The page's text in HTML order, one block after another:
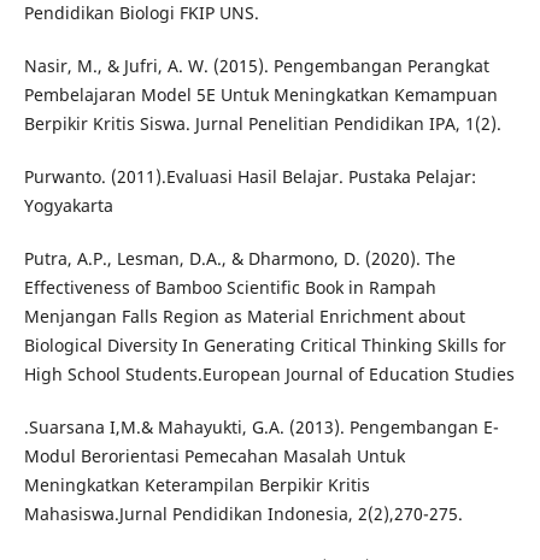
Pendidikan Biologi FKIP UNS.
Nasir, M., & Jufri, A. W. (2015). Pengembangan Perangkat
Pembelajaran Model 5E Untuk Meningkatkan Kemampuan
Berpikir Kritis Siswa. Jurnal Penelitian Pendidikan IPA, 1(2).
Purwanto. (2011).Evaluasi Hasil Belajar. Pustaka Pelajar:
Yogyakarta
Putra, A.P., Lesman, D.A., & Dharmono, D. (2020). The
Effectiveness of Bamboo Scientific Book in Rampah
Menjangan Falls Region as Material Enrichment about
Biological Diversity In Generating Critical Thinking Skills for
High School Students.European Journal of Education Studies
.Suarsana I,M.& Mahayukti, G.A. (2013). Pengembangan E-
Modul Berorientasi Pemecahan Masalah Untuk
Meningkatkan Keterampilan Berpikir Kritis
Mahasiswa.Jurnal Pendidikan Indonesia, 2(2),270-275.